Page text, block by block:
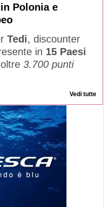
Polonia e
Tedi, discounter
in 15 Paesi
3.700 punti
Vedi tutte